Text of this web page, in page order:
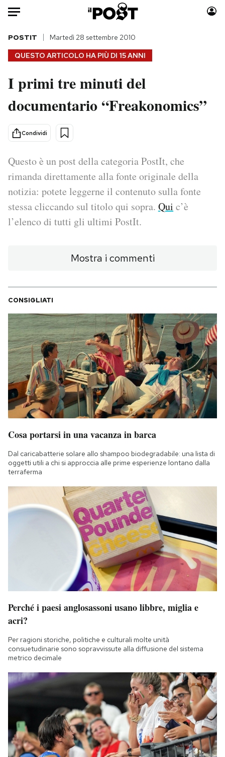
Auto
HOME
Italia
Politica
Tecnologia
Internet
Scienza
Cultura
Moda
Consumismi
Media
Europa
I MIEI PREFERITI
SHOP
CALENDARIO
AREA PERSONALE
Area Personale
Notifiche mobile
Regala il Post
Hai bisogno di aiuto?
QUESTO ARTICOLO HA PIÙ DI 15 ANNI
POSTIT Martedì 28 settembre 2010
I primi tre minuti del
documentario “Freakonomics”
Condividi
Questo è un post della categoria PostIt, che
rimanda direttamente alla fonte originale della
notizia: potete leggerne il contenuto sulla fonte
stessa cliccando sul titolo qui sopra. Qui c’è
l’elenco di tutti gli ultimi PostIt.
Mostra i commenti
CONSIGLIATI
Cosa portarsi in una vacanza in barca
Dal caricabatterie solare allo shampoo biodegradabile: una lista di
oggetti utili a chi si approccia alle prime esperienze lontano dalla
terraferma
Perché i paesi anglosassoni usano libbre, miglia e
acri?
Per ragioni storiche, politiche e culturali molte unità
consuetudinarie sono sopravvissute alla diffusione del sistema
metrico decimale